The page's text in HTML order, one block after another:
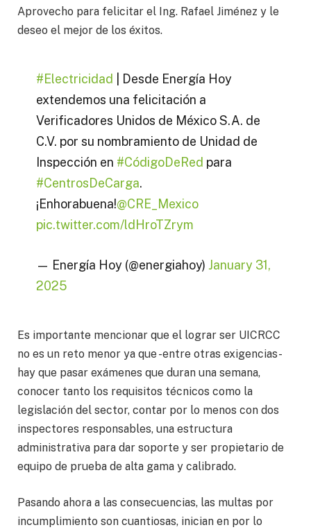
Aprovecho para felicitar el Ing. Rafael Jiménez y le
deseo el mejor de los éxitos.
#Electricidad | Desde Energía Hoy
extendemos una felicitación a
Verificadores Unidos de México S.A. de
C.V. por su nombramiento de Unidad de
Inspección en #CódigoDeRed para
#CentrosDeCarga.
¡Enhorabuena!@CRE_Mexico
pic.twitter.com/ldHroTZrym
— Energía Hoy (@energiahoy) January 31,
2025
Es importante mencionar que el lograr ser UICRCC
no es un reto menor ya que -entre otras exigencias-
hay que pasar exámenes que duran una semana,
conocer tanto los requisitos técnicos como la
legislación del sector, contar por lo menos con dos
inspectores responsables, una estructura
administrativa para dar soporte y ser propietario de
equipo de prueba de alta gama y calibrado.
Pasando ahora a las consecuencias, las multas por
incumplimiento son cuantiosas, inician en por lo